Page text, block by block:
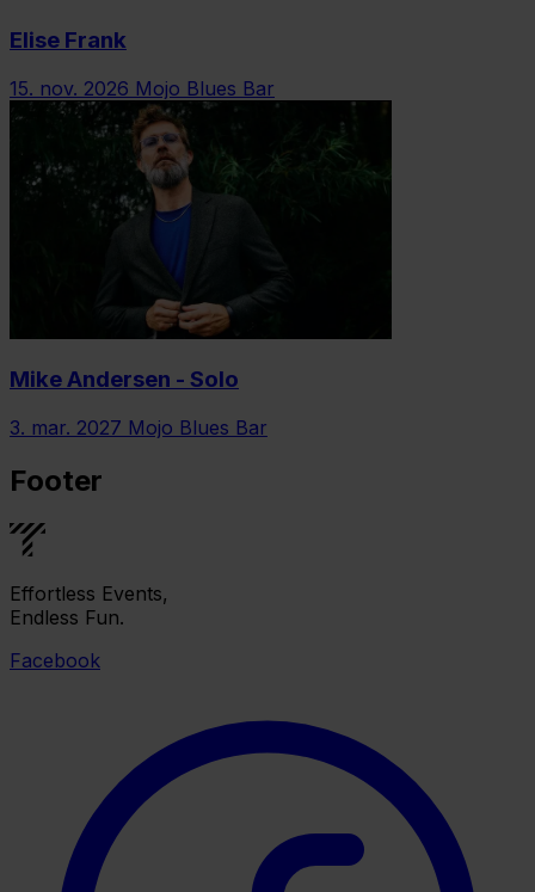
Elise Frank
15. nov. 2026 Mojo Blues Bar
Mike Andersen - Solo
3. mar. 2027 Mojo Blues Bar
Footer
Effortless Events,
Endless Fun.
Facebook